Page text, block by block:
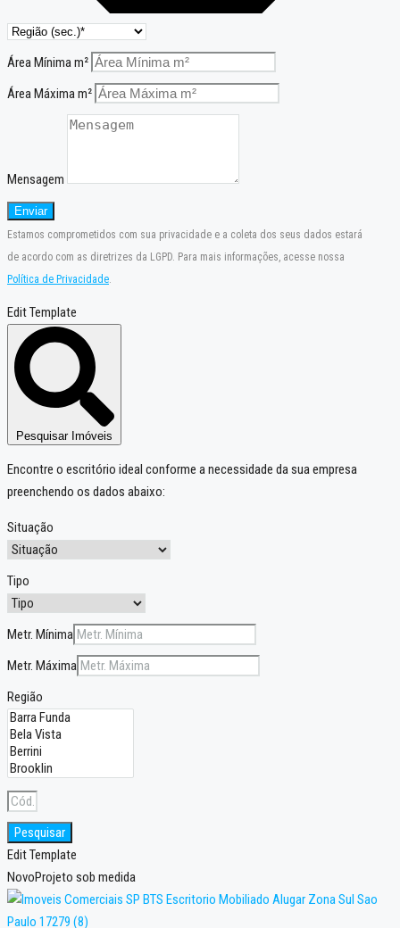
Área Mínima m²
Área Máxima m²
Mensagem
Enviar
Estamos comprometidos com sua privacidade e a coleta dos seus dados estará
de acordo com as diretrizes da LGPD. Para mais informações, acesse nossa
Política de Privacidade.
Edit Template
Pesquisar Imóveis
Encontre o escritório ideal conforme a necessidade da sua empresa
preenchendo os dados abaixo:
Situação
Tipo
Metr. Mínima
Metr. Máxima
Região
Pesquisar
Edit Template
NovoProjeto sob medida